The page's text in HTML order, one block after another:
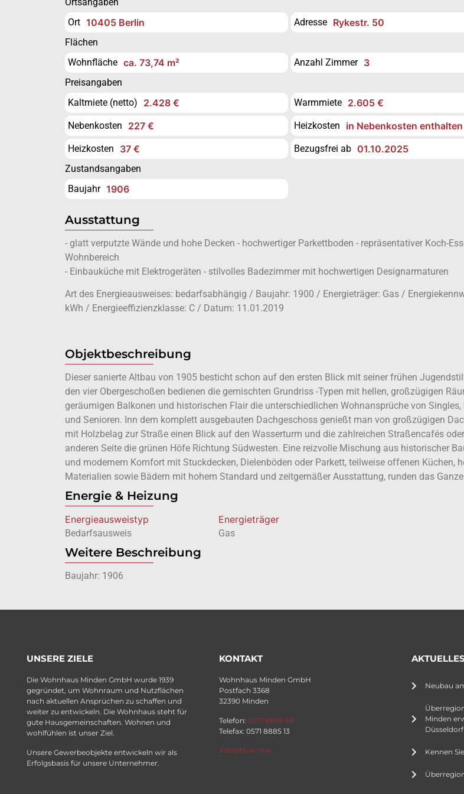
Ort 10405 Berlin Adresse Rykestr. 50
Flächen
Wohnfläche ca. 73,74 m² Anzahl Zimmer 3
Preisangaben
Kaltmiete (netto)
2.428 € Warmmiete 2.605 €
Nebenkosten 227 € Heizkosten in Nebenkosten enthalten
Heizkosten 37 € Bezugsfrei ab 01.10.2025
Zustandsangaben
Baujahr 1906
Ausstattung
- glatt verputzte Wände und hohe Decken - hochwertiger Parkettboden - repräsentativer Koch-
Wohnbereich
- Einbauküche mit Elektrogeräten - stilvolles Badezimmer mit hochwertigen Designarmaturen
Art des Energieausweises: bedarfsabhängig / Baujahr: 1900 / Energieträger: Gas /
kWh / Energieeffizienzklasse: C / Datum: 11.01.2019
Objektbeschreibung
Dieser sanierte Altbau von 1905 besticht schon auf den ersten Blick mit seiner frühen
den vier Obergeschoßen bedienen die gemischten Grundriss -Typen mit hellen, großzügigen
geräumigen Balkonen und historischen Flair die unterschiedlichen Wohnansprüche von Singles,
und Senioren. Inn dem komplett ausgebauten Dachgeschoss genießt man von großzügigen
mit Holzbelag zur Straße einen Blick auf den Wasserturm und die zahlreichen Straßencafés
anderen Seite die grünen Höfe Richtung Südwesten. Eine reizvolle Mischung aus historischer
und modernem Komfort mit Stuckdecken, Dielenböden oder Parkett, teilweise offenen Küchen,
Materialien sowie Bädern mit hohem Standard und zeitgemäßer Ausstattung, runden das
Energie & Heizung
Energie­ausweistyp
Bedarfsausweis
Energieträger
Gas
Weitere Beschreibung
Baujahr: 1906
UNSERE ZIELE
Die Wohnhaus Minden GmbH wurde 1939
gegründet, um Wohnraum und Nutzflächen
nach aktuellen Ansprüchen zu schaffen und
weiter zu entwickeln. Die Wohnhaus steht für
gute Hausgemeinschaften. Wohnen und
wohlfühlen ist unser Ziel.
Unsere Gewerbeobjekte entwickeln wir als
Erfolgsbasis für unsere Unternehmer.
KONTAKT
Wohnhaus Minden GmbH
Postfach 3368
32390 Minden
Telefon: 0571 8885 58
Telefax: 0571 8885 13
info@huw.nrw
AKTUELLES
Neubau
Minden
Düsseldorf
Kennen